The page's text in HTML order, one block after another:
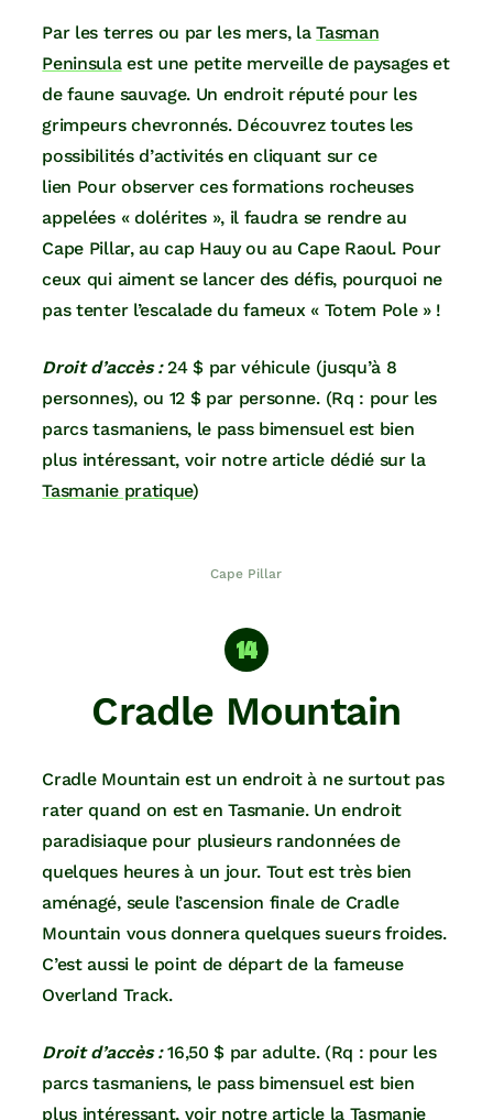
Par les terres ou par les mers, laTasman
Peninsulaest une petite merveille de paysages et
de faune sauvage. Un endroit réputé pour les
grimpeurs chevronnés. Découvrez toutes les
possibilités d’activités en cliquant sur ce
lien Pour observer ces formations rocheuses
appelées « dolérites », il faudra se rendre au
Cape Pillar, au cap Hauy ou au Cape Raoul. Pour
ceux qui aiment se lancer des défis, pourquoi ne
pas tenter l’escalade du fameux « Totem Pole » !
Droit d’accès :24 $ par véhicule (jusqu’à 8
personnes), ou 12 $ par personne. (Rq : pour les
parcs tasmaniens, le pass bimensuel est bien
plus intéressant, voir notre article dédié sur la
Tasmanie pratique)
Cape Pillar
Cradle Mountain
Cradle Mountain est un endroit à ne surtout pas
rater quand on est en Tasmanie. Un endroit
paradisiaque pour plusieurs randonnées de
quelques heures à un jour. Tout est très bien
aménagé, seule l’ascension finale de Cradle
Mountain vous donnera quelques sueurs froides.
C’est aussi le point de départ de la fameuse
Overland Track.
Droit d’accès : 16,50 $ par adulte. (Rq : pour les
parcs tasmaniens, le pass bimensuel est bien
plus intéressant, voir notre article la Tasmanie